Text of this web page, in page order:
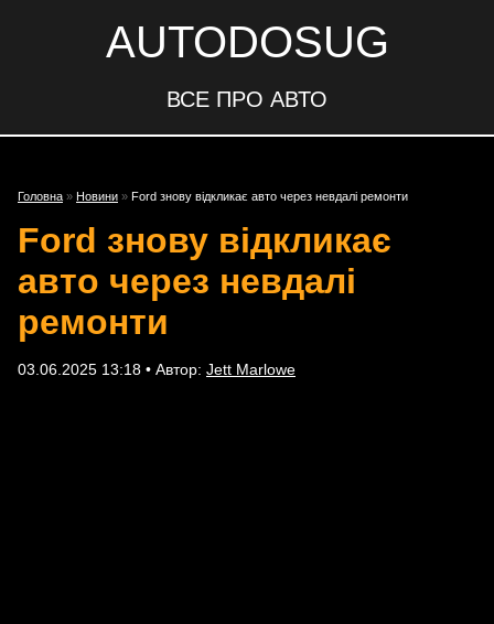
AUTODOSUG
ВСЕ ПРО АВТО
Головна » Новини » Ford знову відкликає авто через невдалі ремонти
Ford знову відкликає
авто через невдалі
ремонти
03.06.2025 13:18 • Автор: Jett Marlowe